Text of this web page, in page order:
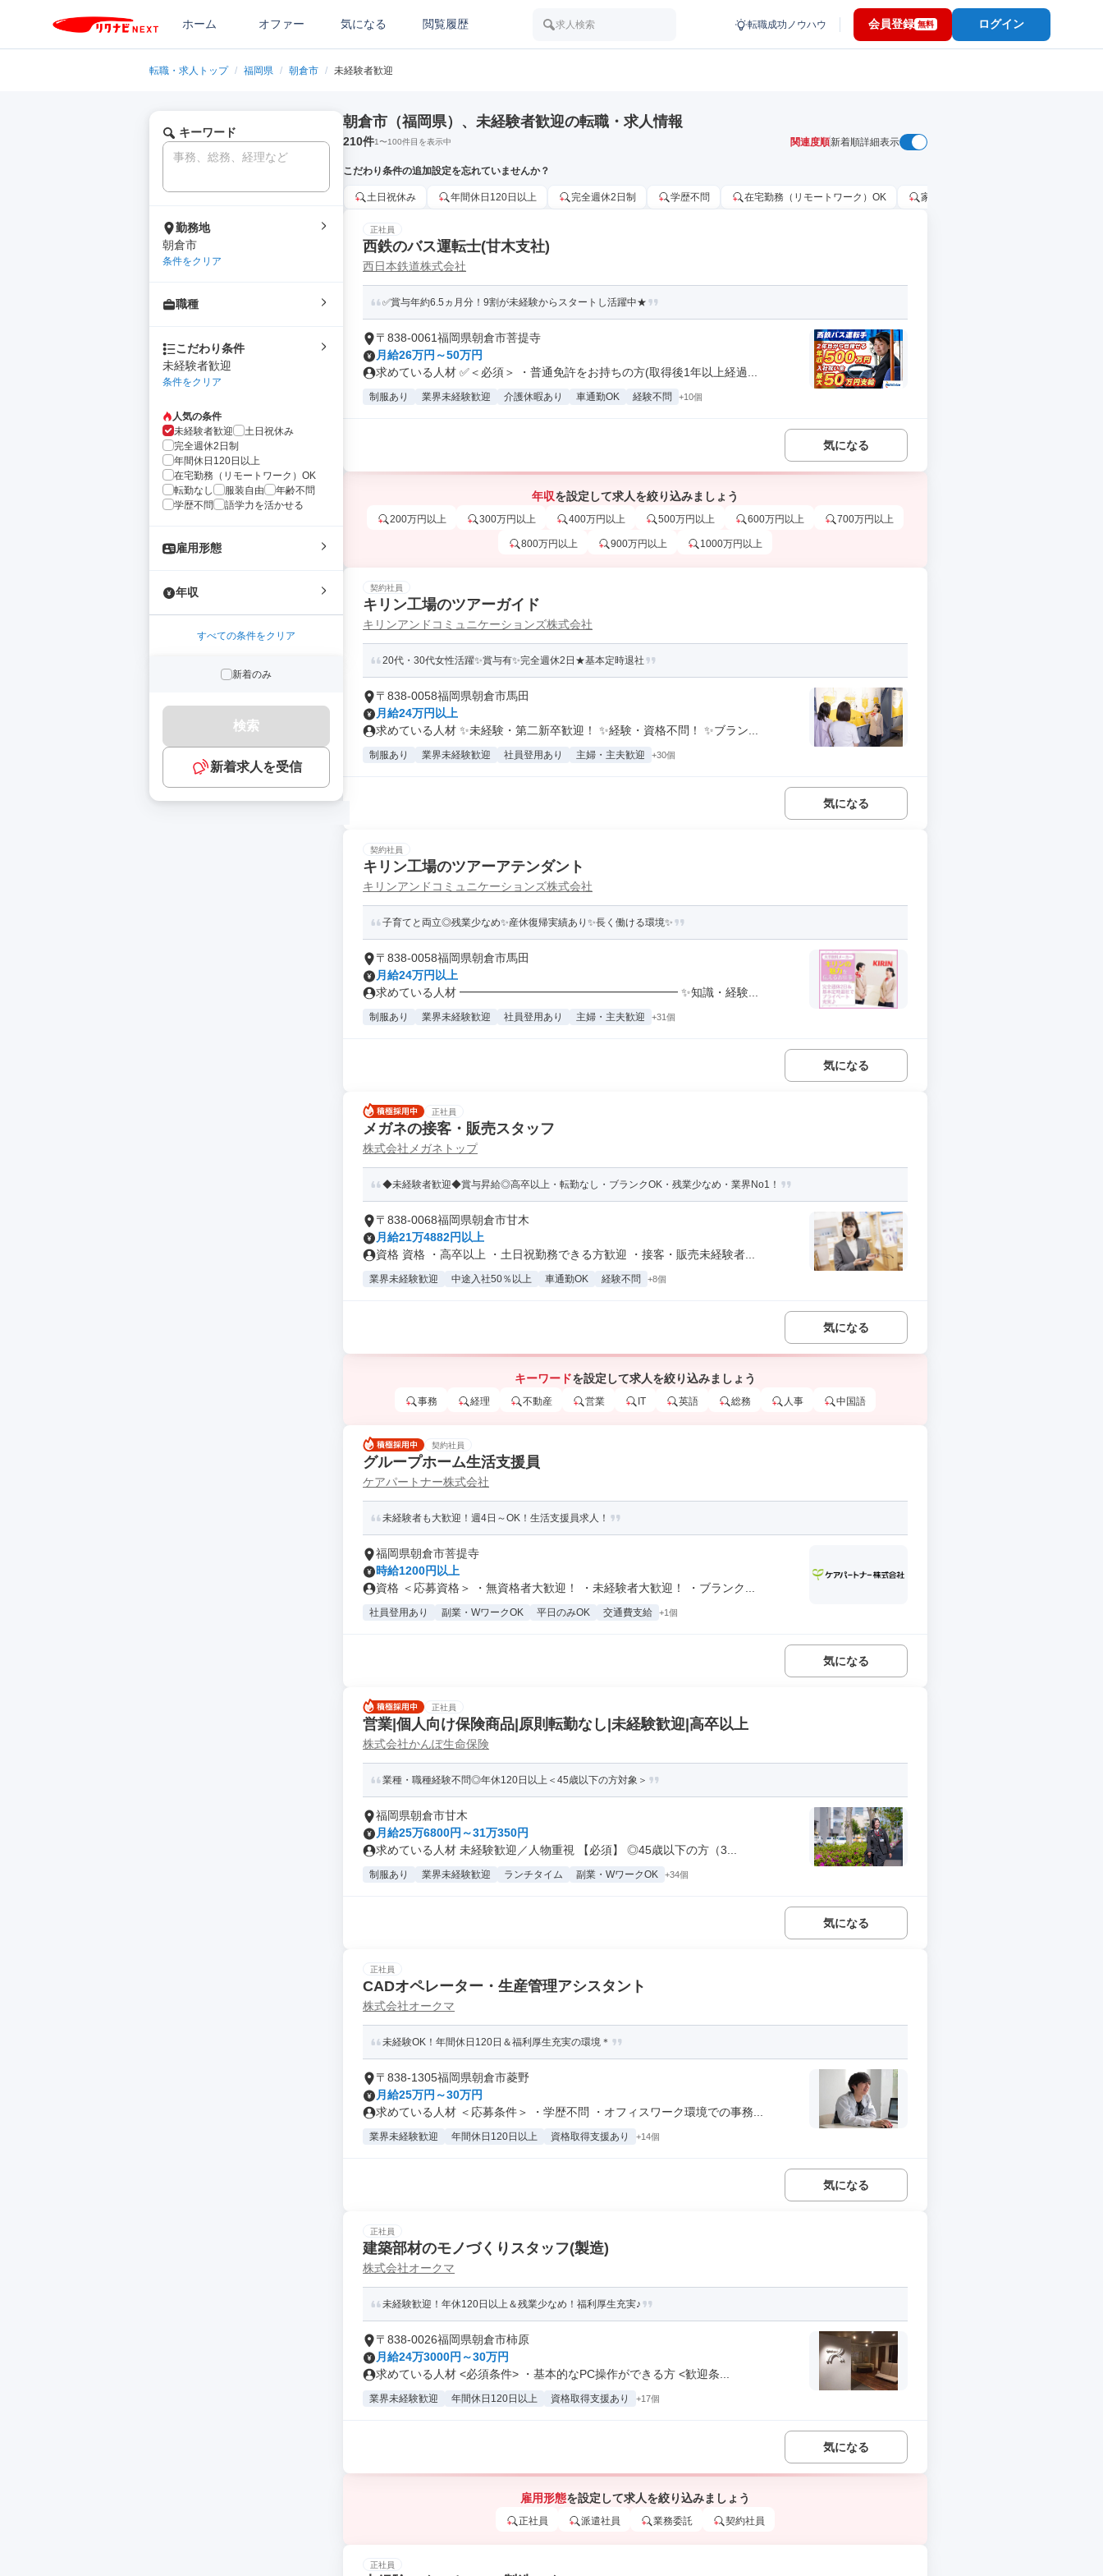
ホーム オファー 気になる 閲覧履歴 求人検索 転職成功ノウハウ 会員登録 無料 ログイン
転職・求人トップ / 福岡県 / 朝倉市 / 未経験者歓迎
キーワード
勤務地
朝倉市
条件をクリア
職種
こだわり条件
未経験者歓迎
条件をクリア
人気の条件
未経験者歓迎
土日祝休み
完全週休2日制
年間休日120日以上
在宅勤務（リモートワーク）OK
転勤なし
服装自由
年齢不問
学歴不問
語学力を活かせる
雇用形態
年収
すべての条件をクリア
新着のみ
検索
新着求人を受信
朝倉市（福岡県）、未経験者歓迎の転職・求人情報
210件1〜100件目を表示中 関連度順新着順詳細表示
こだわり条件の追加設定を忘れていませんか？
土日祝休み 年間休日120日以上 完全週休2日制 学歴不問 在宅勤務（リモートワーク）OK 家賃補助・住宅手当あり
正社員
西鉄のバス運転士(甘木支社)
西日本鉄道株式会社
✅賞与年約6.5ヵ月分！9割が未経験からスタートし活躍中★
〒838-0061福岡県朝倉市菩提寺
月給26万円～50万円
求めている人材 ✅＜必須＞ ・普通免許をお持ちの方(取得後1年以上経過...
制服あり 業界未経験歓迎 介護休暇あり 車通勤OK 経験不問 +10個
気になる
年収を設定して求人を絞り込みましょう
200万円以上 300万円以上 400万円以上 500万円以上 600万円以上 700万円以上
800万円以上 900万円以上 1000万円以上
契約社員
キリン工場のツアーガイド
キリンアンドコミュニケーションズ株式会社
20代・30代女性活躍✨賞与有✨完全週休2日★基本定時退社
〒838-0058福岡県朝倉市馬田
月給24万円以上
求めている人材 ✨未経験・第二新卒歓迎！ ✨経験・資格不問！ ✨ブラン...
制服あり 業界未経験歓迎 社員登用あり 主婦・主夫歓迎 +30個
気になる
契約社員
キリン工場のツアーアテンダント
キリンアンドコミュニケーションズ株式会社
子育てと両立◎残業少なめ✨産休復帰実績あり✨長く働ける環境✨
〒838-0058福岡県朝倉市馬田
月給24万円以上
求めている人材 ━━━━━━━━━━━━━━━━━━━ ✨知識・経験...
制服あり 業界未経験歓迎 社員登用あり 主婦・主夫歓迎 +31個
気になる
正社員
メガネの接客・販売スタッフ
株式会社メガネトップ
◆未経験者歓迎◆賞与昇給◎高卒以上・転勤なし・ブランクOK・残業少なめ・業界No1！
〒838-0068福岡県朝倉市甘木
月給21万4882円以上
資格 資格 ・高卒以上 ・土日祝勤務できる方歓迎 ・接客・販売未経験者...
業界未経験歓迎 中途入社50％以上 車通勤OK 経験不問 +8個
気になる
キーワードを設定して求人を絞り込みましょう
事務 経理 不動産 営業 IT 英語 総務 人事 中国語
契約社員
グループホーム生活支援員
ケアパートナー株式会社
未経験者も大歓迎！週4日～OK！生活支援員求人！
福岡県朝倉市菩提寺
時給1200円以上
資格 ＜応募資格＞ ・無資格者大歓迎！ ・未経験者大歓迎！ ・ブランク...
社員登用あり 副業・WワークOK 平日のみOK 交通費支給 +1個
気になる
正社員
営業|個人向け保険商品|原則転勤なし|未経験歓迎|高卒以上
株式会社かんぽ生命保険
業種・職種経験不問◎年休120日以上＜45歳以下の方対象＞
福岡県朝倉市甘木
月給25万6800円～31万350円
求めている人材 未経験歓迎／人物重視 【必須】 ◎45歳以下の方（3...
制服あり 業界未経験歓迎 ランチタイム 副業・WワークOK +34個
気になる
正社員
CADオペレーター・生産管理アシスタント
株式会社オークマ
未経験OK！年間休日120日＆福利厚生充実の環境＊
〒838-1305福岡県朝倉市菱野
月給25万円～30万円
求めている人材 ＜応募条件＞ ・学歴不問 ・オフィスワーク環境での事務...
業界未経験歓迎 年間休日120日以上 資格取得支援あり +14個
気になる
正社員
建築部材のモノづくりスタッフ(製造)
株式会社オークマ
未経験歓迎！年休120日以上＆残業少なめ！福利厚生充実♪
〒838-0026福岡県朝倉市柿原
月給24万3000円～30万円
求めている人材 <必須条件> ・基本的なPC操作ができる方 <歓迎条...
業界未経験歓迎 年間休日120日以上 資格取得支援あり +17個
気になる
雇用形態を設定して求人を絞り込みましょう
正社員 派遣社員 業務委託 契約社員
正社員